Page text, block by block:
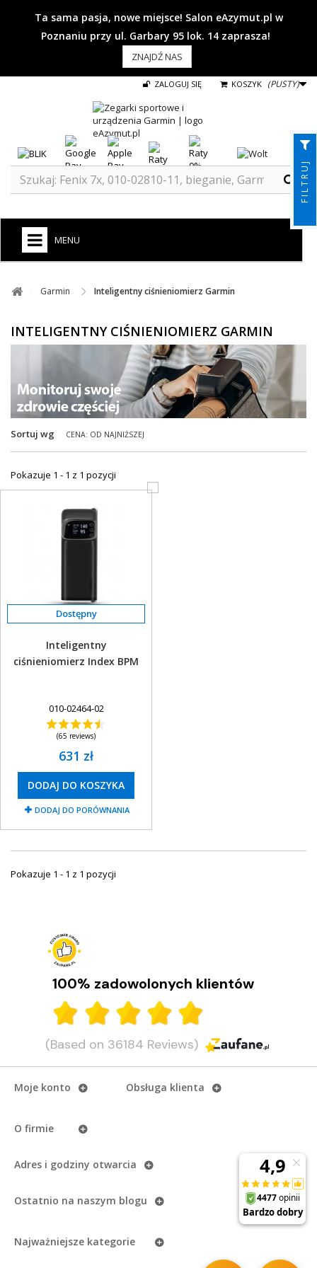
Ta sama pasja, nowe miejsce! Salon eAzymut.pl w
Poznaniu przy ul. Garbary 95 lok. 14 zaprasza!
ZNAJDŹ NAS
KOSZYK (PUSTY)
ZALOGUJ SIĘ
MENU
ZEGARKI DLA DZIECI GARMIN
ELITE
+
SUUNTO
POLAR
RAM MOUNTS
VOSTOK EUROPE ZEGARKI
ORIENT ZEGARKI
POLECANE PRODUKTY
WYPRZEDAŻ
Garmin ​ Inteligentny ciśnieniomierz Garmin
INTELIGENTNY CIŚNIENIOMIERZ GARMIN
Sortuj wg CENA: OD NAJNIŻSZEJ
Pokazuje 1 - 1 z 1 pozycji
Inteligentny
ciśnieniomierz Index BPM
010-02464-02
(65 reviews)
631 zł
DODAJ DO KOSZYKA
DODAJ DO PORÓWNANIA
Pokazuje 1 - 1 z 1 pozycji
100% zadowolonych klientów
(Based on 36184 Reviews)
Moje konto
O firmie
Obsługa klienta
Adres i godziny otwarcia
Ostatnio na naszym blogu
Najważniejsze kategorie
FILTRUJ